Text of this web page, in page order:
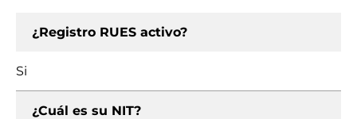
¿Registro RUES activo?
Si
¿Cuál es su NIT?